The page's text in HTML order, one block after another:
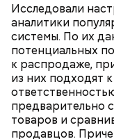
Исследовали
аналитики
системы. По их
потенциальных
к распродаже,
из них подходят
предварительно
товаров и
продавцов.
— Если на
процентов
вам комфортно
денег, —